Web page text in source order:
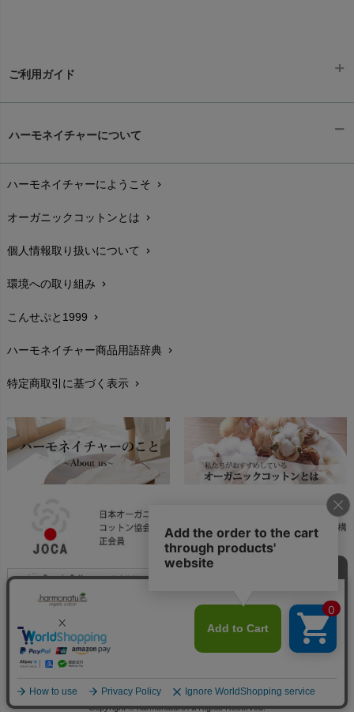
ご利用ガイド
配送と送料chevron_right
在庫状況と発送予定chevron_right
サイズ・寸法chevron_right
生地・素材chevron_right
お手入れについて
レビューを書こうchevron_right
返品交換chevron_right
FAXでのご注文
お問い合わせchevron_right
ハーモネイチャーについて
ハーモネイチャーにようこそ chevron_right
オーガニックコットンとは chevron_right
個人情報取り扱いについて chevron_right
環境への取り組み chevron_right
こんせぷと1999 chevron_right
ハーモネイチャー商品用語辞典 chevron_right
特定商取引に基づく表示 chevron_right
Copyright © harmonature All Rights Reserved.